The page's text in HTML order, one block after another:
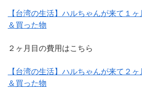
【台湾の生活】ハルちゃんが来て１
＆買った物
２ヶ月目の費用はこちら
【台湾の生活】ハルちゃんが来て２
＆買った物